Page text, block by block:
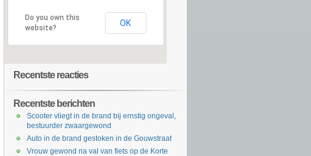
Do you own this
website?
OK
Recentste reacties
Recentste berichten
Scooter vliegt in de brand bij ernstig ongeval,
bestuurder zwaargewond
Auto in de brand gestoken in de Gouwstraat
Vrouw gewond na val van fiets op de Korte